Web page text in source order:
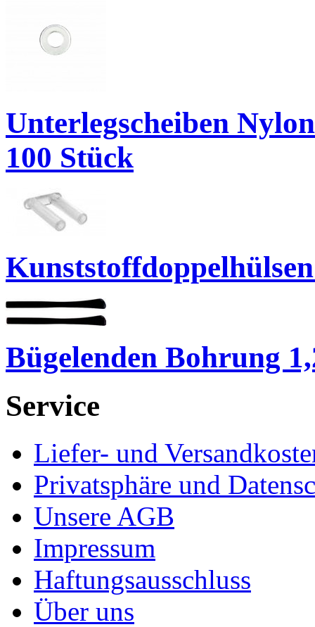
Unterlegscheiben
100 Stück
Bügelenden Bohrung
Service
Liefer- und
Privatsphäre und
Unsere AGB
Impressum
Haftungsausschluss
Über uns